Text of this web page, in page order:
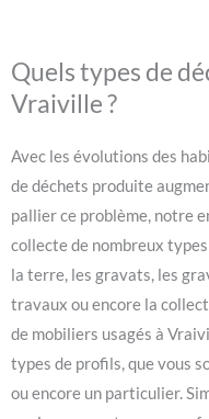
Quels types de
Vraiville ?
Avec les évolutions des
de déchets produite
pallier ce problème, notre
collecte de nombreux
la terre, les gravats, les
travaux ou encore la
de mobiliers usagés à
types de profils, que vous
ou encore un particulier.